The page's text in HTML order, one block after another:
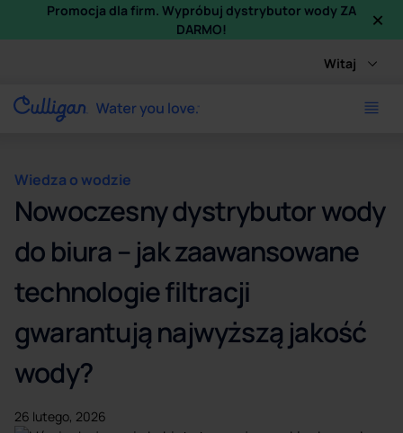
Promocja dla firm. Wypróbuj dystrybutor wody ZA
DARMO!
×
Witaj
Wiedza o wodzie
Nowoczesny dystrybutor wody
do biura – jak zaawansowane
technologie filtracji
gwarantują najwyższą jakość
wody?
26 lutego, 2026